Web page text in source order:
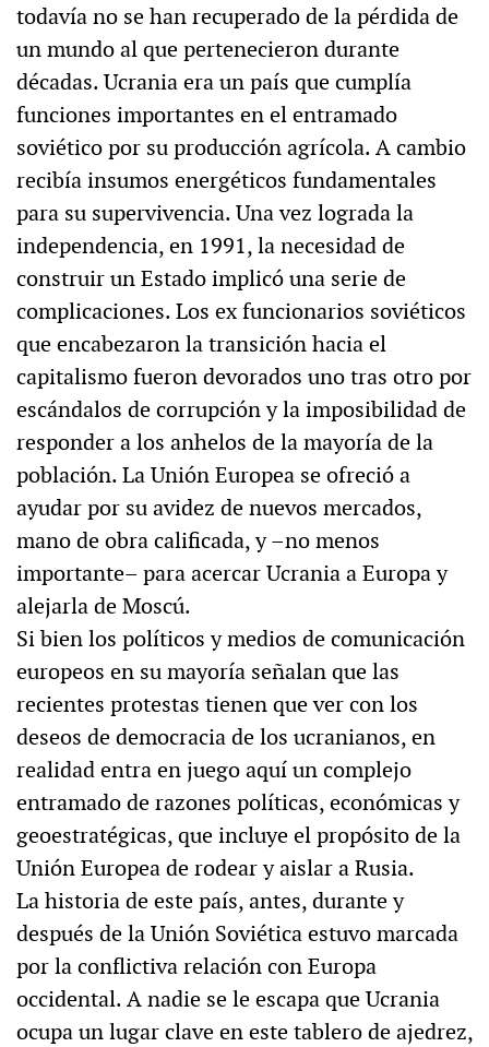
todavía no se han recuperado de la pérdida de
un mundo al que pertenecieron durante
décadas. Ucrania era un país que cumplía
funciones importantes en el entramado
soviético por su producción agrícola. A cambio
recibía insumos energéticos fundamentales
para su supervivencia. Una vez lograda la
independencia, en 1991, la necesidad de
construir un Estado implicó una serie de
complicaciones. Los ex funcionarios soviéticos
que encabezaron la transición hacia el
capitalismo fueron devorados uno tras otro por
escándalos de corrupción y la imposibilidad de
responder a los anhelos de la mayoría de la
población. La Unión Europea se ofreció a
ayudar por su avidez de nuevos mercados,
mano de obra calificada, y –no menos
importante– para acercar Ucrania a Europa y
alejarla de Moscú.
Si bien los políticos y medios de comunicación
europeos en su mayoría señalan que las
recientes protestas tienen que ver con los
deseos de democracia de los ucranianos, en
realidad entra en juego aquí un complejo
entramado de razones políticas, económicas y
geoestratégicas, que incluye el propósito de la
Unión Europea de rodear y aislar a Rusia.
La historia de este país, antes, durante y
después de la Unión Soviética estuvo marcada
por la conflictiva relación con Europa
occidental. A nadie se le escapa que Ucrania
ocupa un lugar clave en este tablero de ajedrez,